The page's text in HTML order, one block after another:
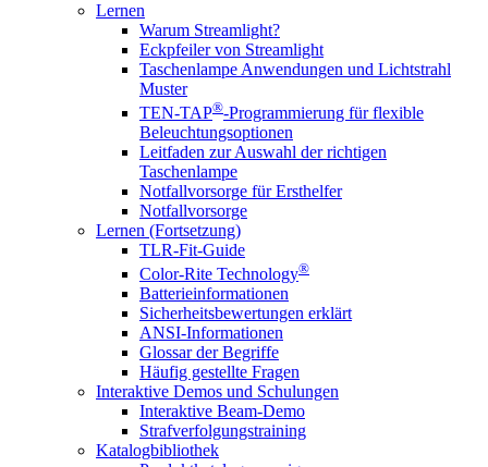
Lernen
Warum Streamlight?
Eckpfeiler von Streamlight
Taschenlampe Anwendungen und Lichtstrahl
Muster
TEN-TAP®-Programmierung für flexible
Beleuchtungsoptionen
Leitfaden zur Auswahl der richtigen
Taschenlampe
Notfallvorsorge für Ersthelfer
Notfallvorsorge
Lernen (Fortsetzung)
TLR-Fit-Guide
Color-Rite Technology®
Batterieinformationen
Sicherheitsbewertungen erklärt
ANSI-Informationen
Glossar der Begriffe
Häufig gestellte Fragen
Interaktive Demos und Schulungen
Interaktive Beam-Demo
Strafverfolgungstraining
Katalogbibliothek